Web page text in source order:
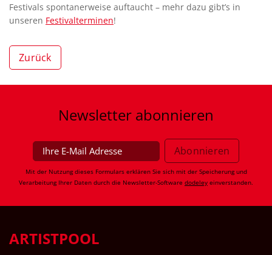
Festivals spontanerweise auftaucht – mehr dazu gibt’s in
unseren Festivalterminen!
Zurück
Newsletter abonnieren
Mit der Nutzung dieses Formulars erklären Sie sich mit der Speicherung und
Verarbeitung Ihrer Daten durch die Newsletter-Software dodeley einverstanden.
ARTISTPOOL